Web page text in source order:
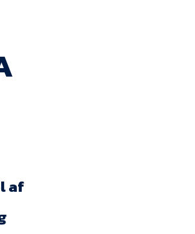
Fodbold Samarbejde
af